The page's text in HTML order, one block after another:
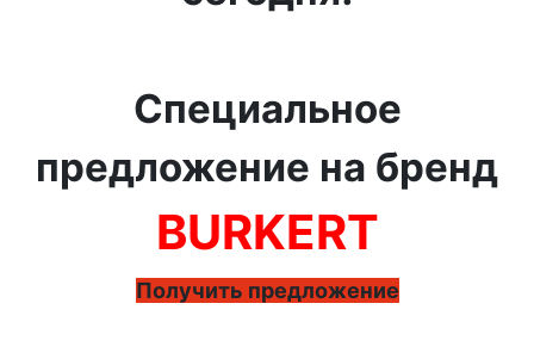
Специальное
предложение на бренд
BURKERT
Получить предложение